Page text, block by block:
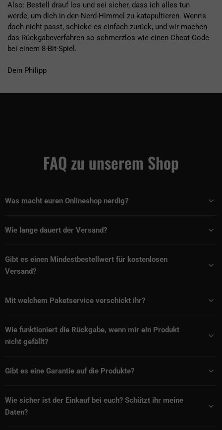
Also: Bestell drauf los und sei sicher, dass ich alles tun
werde, um dich in den Nerd-Himmel zu katapultieren. Wenn's
doch nicht passt, schicke es einfach zurück, und wir machen
das Rückgabeverfahren so schmerzlos wie einen Cheat-Code
bei einem 8-Bit-Spiel.
Dein Philipp
FAQ zu unserem Shop
Was macht euren Onlineshop nerdig?
Wie lange dauert der Versand?
Gibt es einen Mindestbestellwert für kostenlosen
Versand?
Mit welchem Paketservice verschickt ihr?
Wie funktioniert die Rückgabe, wenn mir ein Produkt
nicht gefällt?
Gibt es eine Garantie auf die Produkte?
Wie sicher ist der Einkauf bei euch? Schützt ihr meine
Daten?